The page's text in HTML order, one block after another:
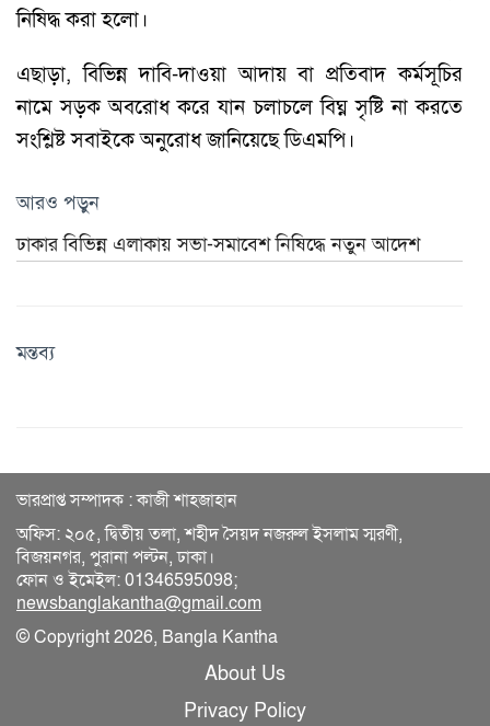
নিষিদ্ধ করা হলো।
এছাড়া, বিভিন্ন দাবি-দাওয়া আদায় বা প্রতিবাদ কর্মসূচির
নামে সড়ক অবরোধ করে যান চলাচলে বিঘ্ন সৃষ্টি না করতে
সংশ্লিষ্ট সবাইকে অনুরোধ জানিয়েছে ডিএমপি।
আরও পড়ুন
ঢাকার বিভিন্ন এলাকায় সভা-সমাবেশ নিষিদ্ধে নতুন আদেশ
মন্তব্য
ভারপ্রাপ্ত সম্পাদক : কাজী শাহজাহান
অফিস: ২০৫, দ্বিতীয় তলা, শহীদ সৈয়দ নজরুল ইসলাম স্মরণী,
বিজয়নগর, পুরানা পল্টন, ঢাকা।
ফোন ও ইমেইল: 01346595098;
newsbanglakantha@gmail.com
© Copyright 2026, Bangla Kantha
About Us
Privacy Policy